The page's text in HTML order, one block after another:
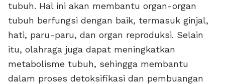
tubuh. Hal ini akan membantu organ-organ
tubuh berfungsi dengan baik, termasuk ginjal,
hati, paru-paru, dan organ reproduksi. Selain
itu, olahraga juga dapat meningkatkan
metabolisme tubuh, sehingga membantu
dalam proses detoksifikasi dan pembuangan